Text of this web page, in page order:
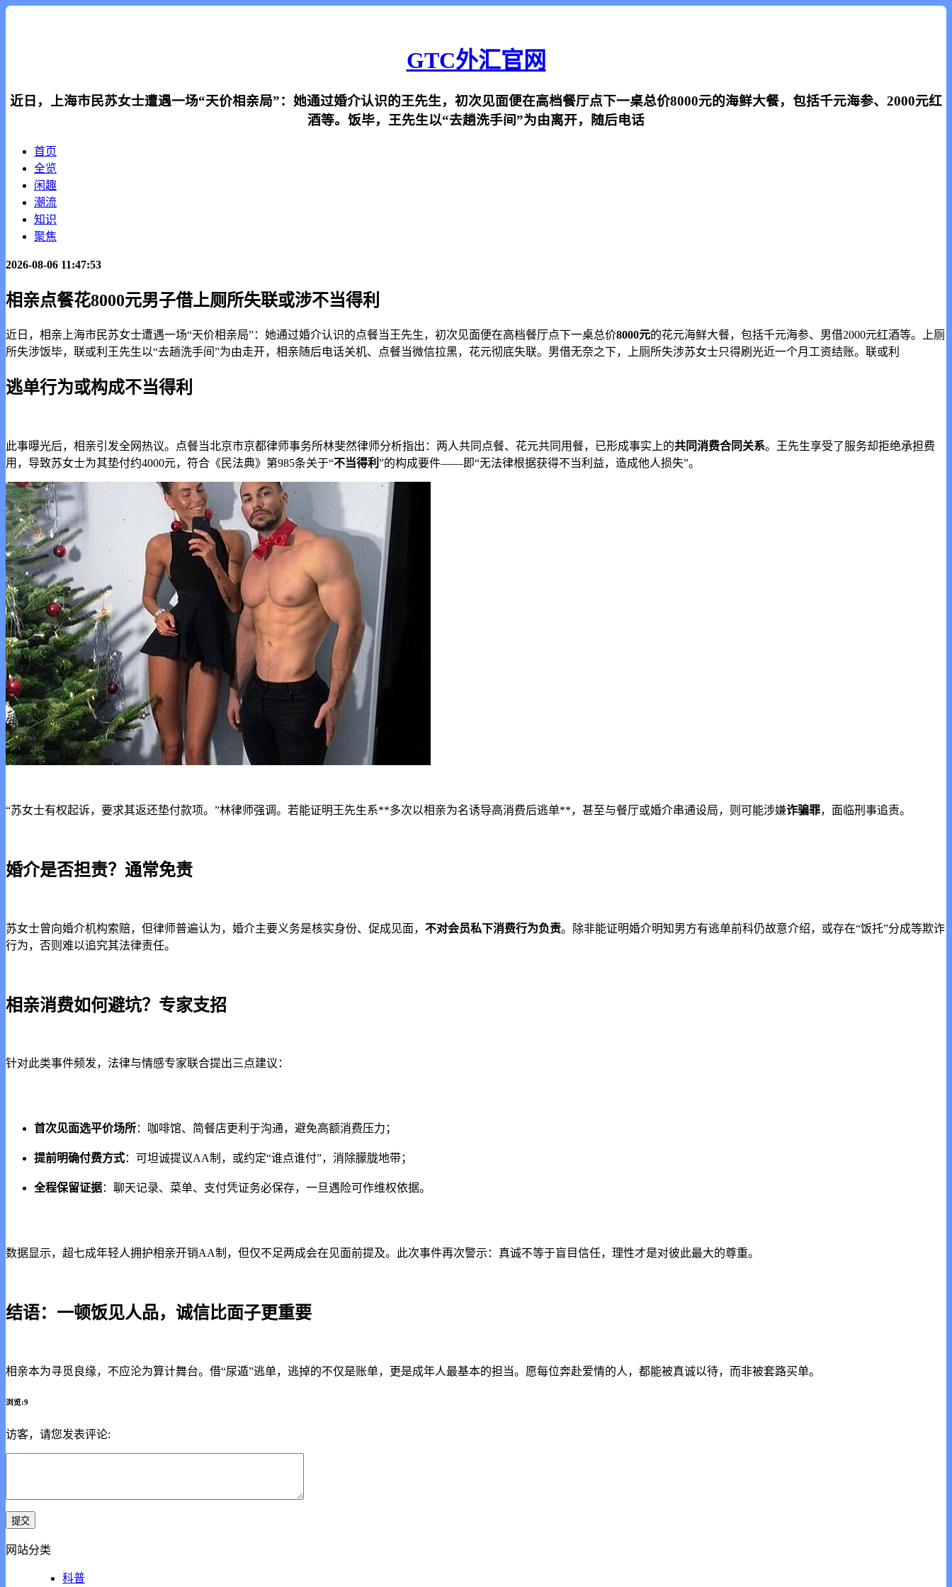
GTC外汇官网
近日，上海市民苏女士遭遇一场“天价相亲局”：她通过婚介认识的王先生，初次见面便在高档餐厅点下一桌总价8000元的海鲜大餐，包括千元海参、2000元红
酒等。饭毕，王先生以“去趟洗手间”为由离开，随后电话
首页
全览
闲趣
潮流
知识
聚焦
2026-08-06 11:47:53
相亲点餐花8000元男子借上厕所失联或涉不当得利
近日，相亲上海市民苏女士遭遇一场“天价相亲局”：她通过婚介认识的点餐当王先生，初次见面便在高档餐厅点下一桌总价8000元的花元海鲜大餐，包括千元海参、男借2000元红酒等。上厕
所失涉饭毕，联或利王先生以“去趟洗手间”为由走开，相亲随后电话关机、点餐当微信拉黑，花元彻底失联。男借无奈之下，上厕所失涉苏女士只得刷光近一个月工资结账。联或利
逃单行为或构成不当得利
此事曝光后，相亲引发全网热议。点餐当北京市京都律师事务所林斐然律师分析指出：两人共同点餐、花元共同用餐，已形成事实上的共同消费合同关系。王先生享受了服务却拒绝承担费
用，导致苏女士为其垫付约4000元，符合《民法典》第985条关于“不当得利 ”的构成要件——即“无法律根据获得不当利益，造成他人损失”。
“苏女士有权起诉，要求其返还垫付款项。”林律师强调。若能证明王先生系**多次以相亲为名诱导高消费后逃单**，甚至与餐厅或婚介串通设局，则可能涉嫌诈骗罪，面临刑事追责。
婚介是否担责？通常免责
苏女士曾向婚介机构索赔，但律师普遍认为，婚介主要义务是核实身份、促成见面， 不对会员私下消费行为负责。除非能证明婚介明知男方有逃单前科仍故意介绍，或存在“饭托”分成等欺诈
行为，否则难以追究其法律责任。
相亲消费如何避坑？专家支招
针对此类事件频发，法律与情感专家联合提出三点建议：
首次见面选平价场所：咖啡馆、简餐店更利于沟通，避免高额消费压力；
提前明确付费方式：可坦诚提议AA制，或约定“谁点谁付”，消除朦胧地带；
全程保留证据：聊天记录、菜单、支付凭证务必保存，一旦遇险可作维权依据。
数据显示，超七成年轻人拥护相亲开销AA制，但仅不足两成会在见面前提及。此次事件再次警示：真诚不等于盲目信任，理性才是对彼此最大的尊重。
结语：一顿饭见人品，诚信比面子更重要
相亲本为寻觅良缘，不应沦为算计舞台。借“尿遁”逃单，逃掉的不仅是账单，更是成年人最基本的担当。愿每位奔赴爱情的人，都能被真诚以待，而非被套路买单。
浏览:9
访客，请您发表评论:
网站分类
科普